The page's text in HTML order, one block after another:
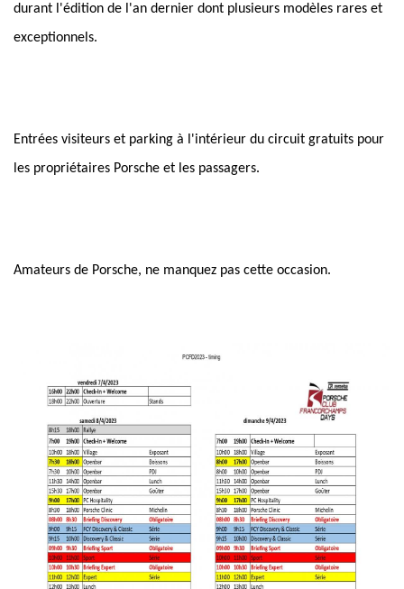
durant l'édition de l'an dernier dont plusieurs modèles rares et
exceptionnels.
Entrées visiteurs et parking à l'intérieur du circuit gratuits pour
les propriétaires Porsche et les passagers.
Amateurs de Porsche, ne manquez pas cette occasion.